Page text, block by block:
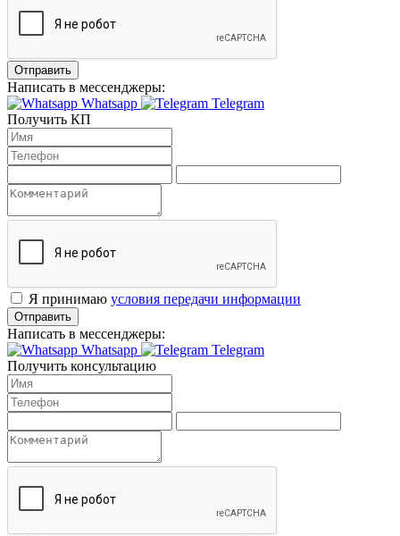
Отправить
Написать в мессенджеры:
Whatsapp
Telegram
Получить КП
Я принимаю условия передачи информации
Отправить
Написать в мессенджеры:
Whatsapp
Telegram
Получить консультацию